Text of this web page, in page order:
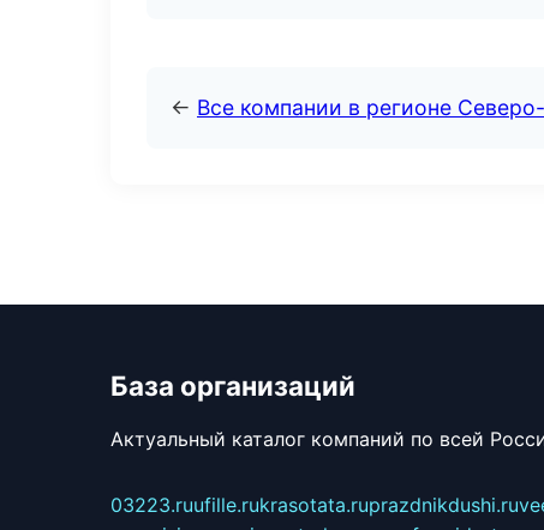
← Все компании в регионе
База организаций
Актуальный каталог компаний по всей
03223.ruufille.rukrasotata.ruprazdnikdushi.ru